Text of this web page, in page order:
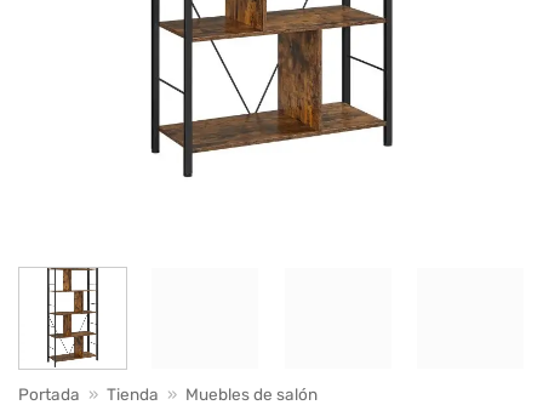
Portada » Tienda » Muebles de salón